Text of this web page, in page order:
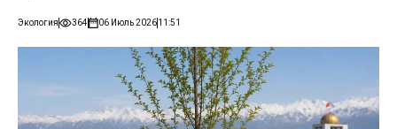
Экология 364 06 Июль 202611:51